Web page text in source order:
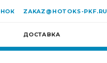
ZAKAZ@HOTOKS-PKF.RU
ДОСТАВКА